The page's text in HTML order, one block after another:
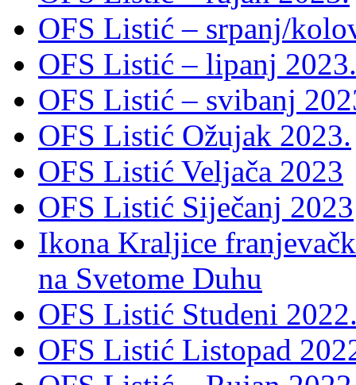
OFS Listić – srpanj/
OFS Listić – lipanj 2023.
OFS Listić – svibanj
OFS Listić Ožujak 2023.
OFS Listić Veljača 2023
OFS Listić Siječanj 2023
Ikona Kraljice
na Svetome Duhu
OFS Listić Studeni
OFS Listić Listopad